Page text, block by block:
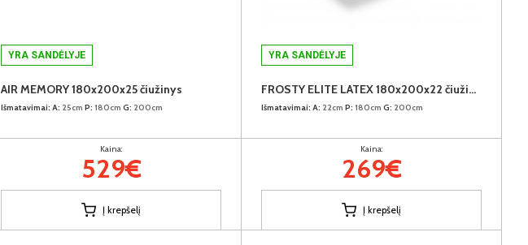
YRA SANDĖLYJE
AIR MEMORY 180x200x25 čiužinys
Išmatavimai: A: 25cm P: 180cm G: 200cm
Kaina:
529€
Į krepšelį
YRA SANDĖLYJE
FROSTY ELITE LATEX 180x200x22 čiužinys (Susuktas)
Išmatavimai: A: 22cm P: 180cm G: 200cm
Kaina:
269€
Į krepšelį